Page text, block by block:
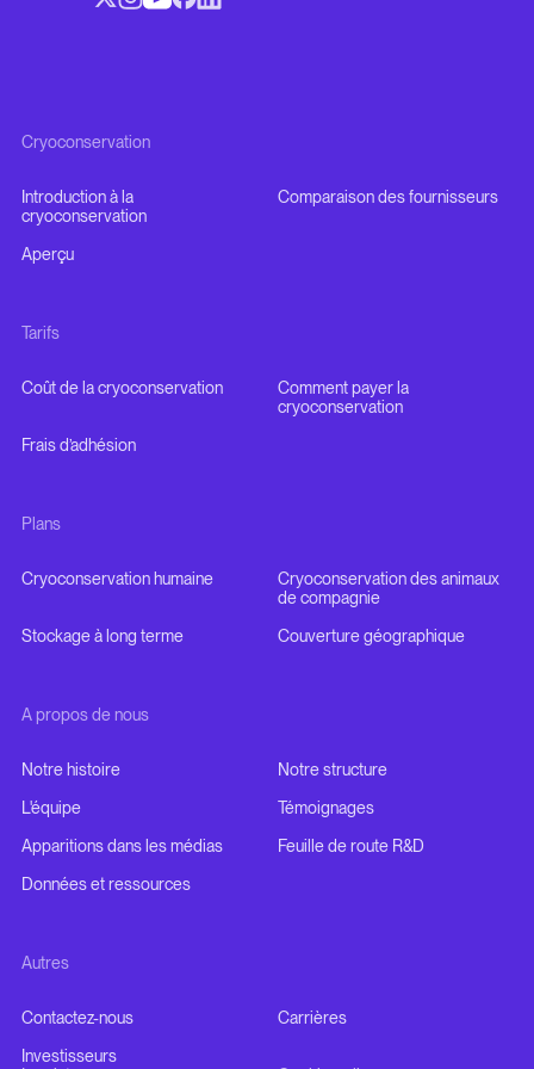
Cryoconservation
Introduction à la
cryoconservation
Comparaison des fournisseurs
Aperçu
Tarifs
Coût de la cryoconservation
Comment payer la
cryoconservation
Frais d’adhésion
Plans
Cryoconservation humaine
Cryoconservation des animaux
de compagnie
Stockage à long terme
Couverture géographique
A propos de nous
Notre histoire
Notre structure
L'équipe
Témoignages
Apparitions dans les médias
Feuille de route R&D
Données et ressources
Autres
Contactez-nous
Carrières
Investisseurs